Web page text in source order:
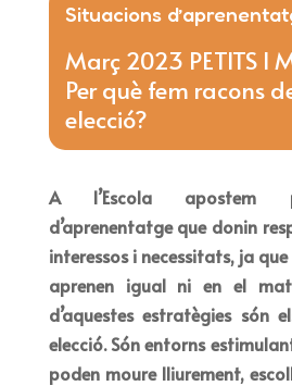
Situacions
Març 2023 PETITS I
Per què fem racons
elecció?
A l’Escola apostem
d’aprenentatge que donin
interessos i necessitats, ja
aprenen igual ni en el
d’aquestes estratègies són
elecció. Són entorns
poden moure lliurement,